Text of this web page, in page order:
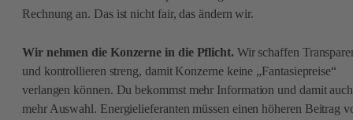
Rechnung an. Das ist nicht fair, das ändern wir.
Wir nehmen die Konzerne in die Pflicht. Wir schaffen
und kontrollieren streng, damit Konzerne keine „Fantasiepreise“
verlangen können. Du bekommst mehr Information und damit auch
mehr Auswahl. Energielieferanten müssen einen höheren Beitrag